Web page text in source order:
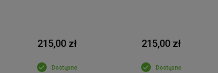
215,00 zł
Dostępne
215,00 zł
Dostępne